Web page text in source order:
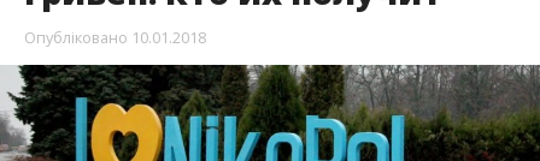
Опубліковано 10.01.2018